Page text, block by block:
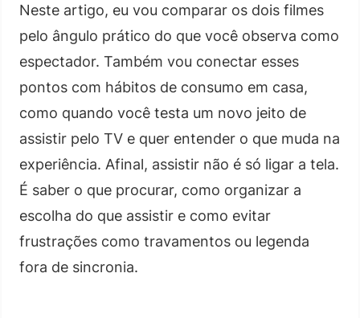
Neste artigo, eu vou comparar os dois filmes
pelo ângulo prático do que você observa como
espectador. Também vou conectar esses
pontos com hábitos de consumo em casa,
como quando você testa um novo jeito de
assistir pelo TV e quer entender o que muda na
experiência. Afinal, assistir não é só ligar a tela.
É saber o que procurar, como organizar a
escolha do que assistir e como evitar
frustrações como travamentos ou legenda
fora de sincronia.